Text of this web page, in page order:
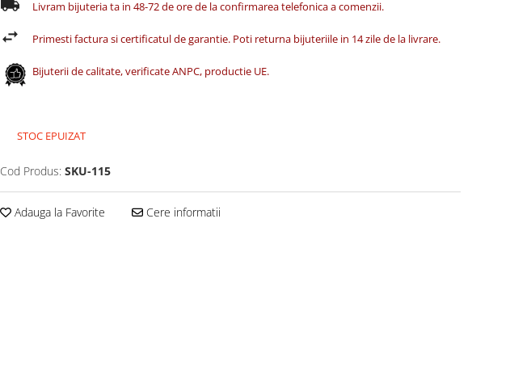
Livram bijuteria ta in 48-72 de ore de la confirmarea telefonica a comenzii.
Primesti factura si certificatul de garantie. Poti returna bijuteriile in 14 zile de la livrare.
Bijuterii de calitate, verificate ANPC, productie UE.
STOC EPUIZAT
Cod Produs: SKU-115
Adauga la Favorite Cere informatii